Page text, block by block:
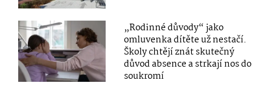
„Rodinné důvody“ jako
omluvenka dítěte už nestačí.
Školy chtějí znát skutečný
důvod absence a strkají nos do
soukromí